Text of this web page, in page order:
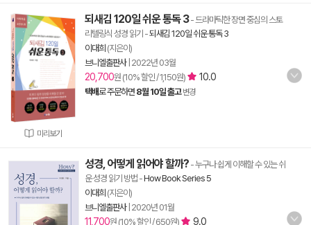
미리보기
되새김 120일 쉬운 통독 3- 드라마틱한 장면 중심의 스토
리텔링식 성경 읽기 -되새김 120일 쉬운 통독 3
이대희 (지은이)
브니엘출판사| 2022년 03월
20,700원 (10% 할인 / 1,150원) 10.0
택배로 주문하면 8월 10일 출고 변경
성경, 어떻게 읽어야 할까? - 누구나 쉽게 이해할 수 있는 쉬
운 성경 읽기 방법 -How Book Series 5
이대희 (지은이)
브니엘출판사| 2020년 01월
11,700원 (10% 할인 / 650원) 9.0